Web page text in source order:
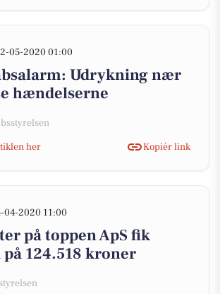
05-2020 01:00
Udrykning nær
hændelserne
her
Kopiér link
04-2020 11:00
på toppen ApS fik
124.518 kroner